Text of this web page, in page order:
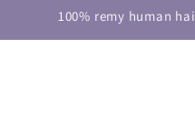
100% remy human
HAIRCARE HELP